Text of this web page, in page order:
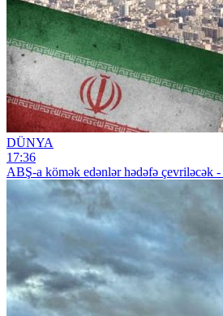
DÜNYA
17:36
ABŞ-a kömək edənlər hədəfə çevriləcək -